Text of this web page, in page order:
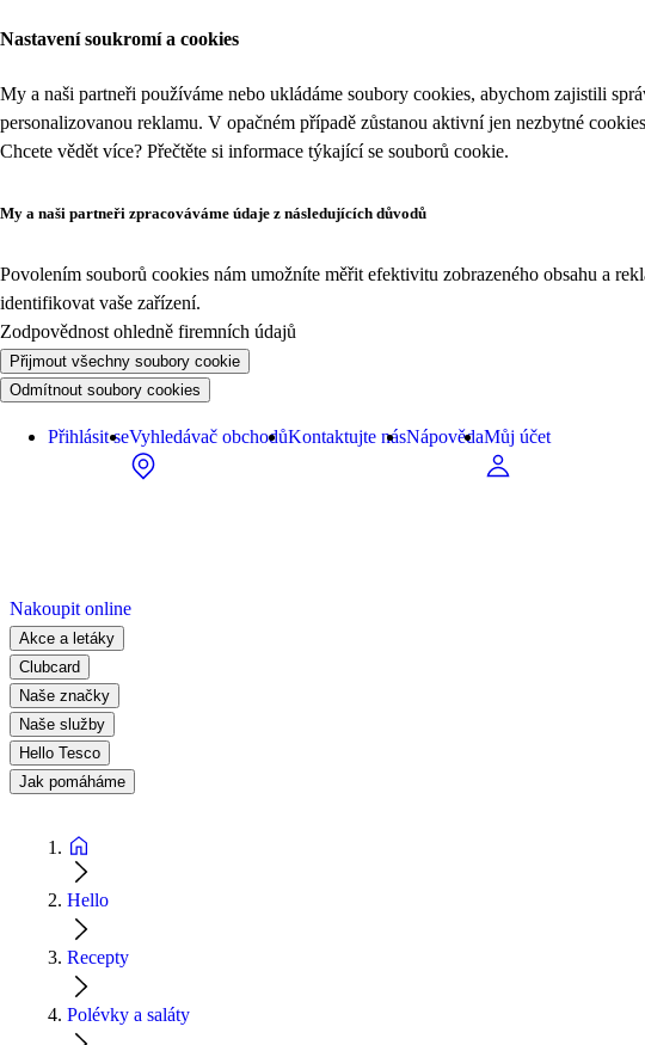
Nastavení soukromí a cookies
My a naši partneři používáme nebo ukládáme soubory cookies, abychom zajistili
personalizovanou reklamu. V opačném případě zůstanou aktivní jen nezbytné
Chcete vědět více? Přečtěte si informace týkající se souborů cookie.
My a naši partneři zpracováváme údaje z následujících důvodů
Povolením souborů cookies nám umožníte měřit efektivitu zobrazeného obsahu a
identifikovat vaše zařízení.
Zodpovědnost ohledně firemních údajů
Přijmout všechny soubory cookie
Odmítnout soubory cookies
Přihlásit seVyhledávač obchodůKontaktujte násNápovědaMůj účet
Nakoupit online
Akce a letáky
Clubcard
Naše značky
Naše služby
Hello Tesco
Jak pomáháme
Hello
Recepty
Polévky a saláty